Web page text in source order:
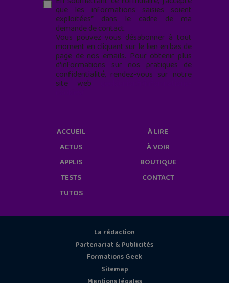
que les informations saisies soient
exploitées* dans le cadre de ma
demande de contact.
Vous pouvez vous désabonner à tout
moment en cliquant sur le lien en bas de
page de nos emails. Pour obtenir plus
d'informations sur nos pratiques de
confidentialité, rendez-vous sur notre
site web
ACCUEIL
ACTUS
APPLIS
TESTS
TUTOS
À LIRE
À VOIR
BOUTIQUE
CONTACT
La rédaction
Partenariat & Publicités
Formations Geek
Sitemap